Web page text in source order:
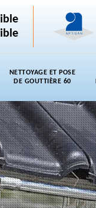
NETTOYAGE ET POSE
DE GOUTTIÈRE 60